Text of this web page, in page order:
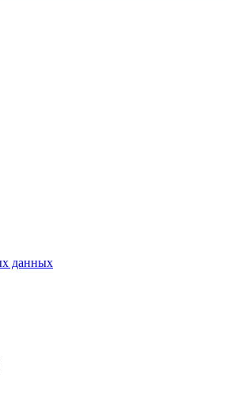
данных